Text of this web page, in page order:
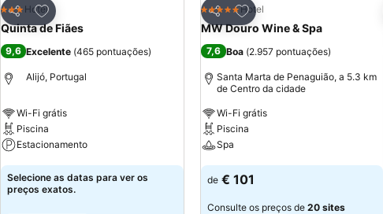
Partilhar
Adicionar aos favoritos
3 Estrelas
Hotel
Quinta de Fiães
9,6 Excelente (465 pontuações)
Alijó, Portugal
Wi-Fi grátis
Piscina
Estacionamento
Ver preços
Selecione as datas para ver os
preços exatos.
Partilhar
Adicionar aos favoritos
5 EstrelasHotel
MW Douro Wine & Spa
7,6 Boa (2.957 pontuações)
Santa Marta de Penaguião, a 5.3 km
de Centro da cidade
Wi-Fi grátis
Piscina
Spa
Ver preços
de € 101
Consulte os preços de 20 sites